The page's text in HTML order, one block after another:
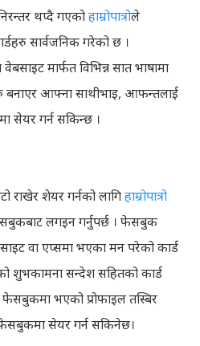
थप्दै गएकोहाम्रोपात्रोले
सार्वजनिक गरेको छ ।
वेबसाइट मार्फत विभिन्न सात भाषामा
बनाएर आफ्ना साथीभाइ, आफन्तलाई
सेयर गर्न सकिन्छ ।
राखेर शेयर गर्नको लागिहाम्रोपात्रो
लगइन गर्नुपर्छ । फेसबुक
वा एप्समा भएका मन परेको कार्ड
शुभकामना सन्देश सहितको कार्ड
फेसबुकमा भएको प्रोफाइल तस्बिर
सेयर गर्न सकिनेछ।